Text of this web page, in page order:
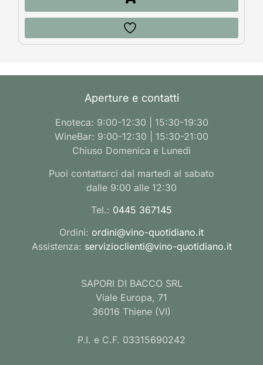
Aperture e contatti
Enoteca: 9:00-12:30 | 15:30-19:30
WineBar: 9:00-12:30 | 15:30-21:00
Chiuso Domenica e Lunedì
Puoi contattarci dal martedì al sabato
dalle 9:00 alle 12:30
Tel.: 0445 367145
Ordini: ordini@vino-quotidiano.it
Assistenza: servizioclienti@vino-quotidiano.it
SAPORI DI BACCO SRL
Viale Europa, 71
36016 Thiene (VI)
P.I. e C.F. 03315690242